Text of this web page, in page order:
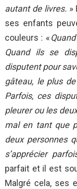
autant de livres. »
ses enfants
couleurs : «
Quand ils se
disputent pour
gâteau, le plus
Parfois, ces
pleurer ou les
mal en tant que
deux personnes
s’apprécier
parfait et il est
Malgré cela, ses